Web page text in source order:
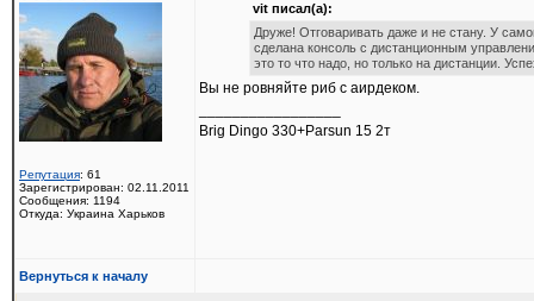
Репутация: 61
Зарегистрирован: 02.11.2011
Сообщения: 1194
Откуда: Украина Харьков
vit писал(а):
Друже! Отговаривать даже и не стану. У
сделана консоль с дистанционным
это то что надо, но только на дистанции.
Вы не ровняйте риб с аирдеком.
Brig Dingo 330+Parsun 15 2т
Вернуться к началу